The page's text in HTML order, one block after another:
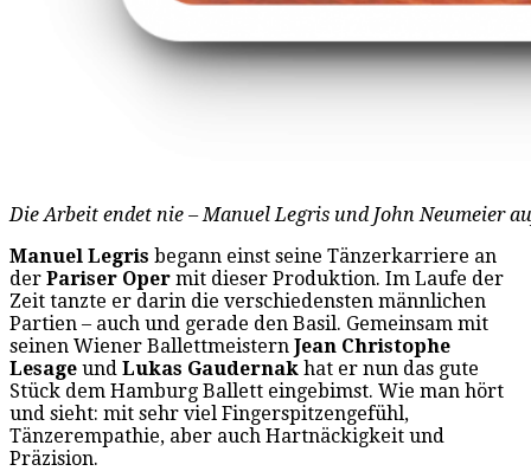
Die Arbeit endet nie – Manuel Legris und John Neumeier
Manuel Legris begann einst seine Tänzerkarriere an
der Pariser Oper mit dieser Produktion. Im Laufe der
Zeit tanzte er darin die verschiedensten männlichen
Partien – auch und gerade den Basil. Gemeinsam mit
seinen Wiener Ballettmeistern Jean Christophe
Lesage und Lukas Gaudernak hat er nun das gute
Stück dem Hamburg Ballett eingebimst. Wie man hört
und sieht: mit sehr viel Fingerspitzengefühl,
Tänzerempathie, aber auch Hartnäckigkeit und
Präzision.